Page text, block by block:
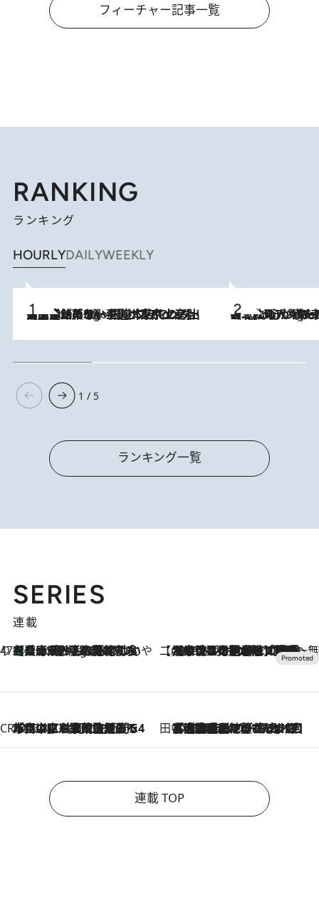
フィーチャー記事一覧
RANKING
ランキング
HOURLYDAILYWEEKLY
2 Hours Ago
【間違いのない王道・東京土産】資生堂パーラー 銀座本店でのみ出会える銘菓5選《極上プディング・濃厚チーズケーキ・ボンボンショコラほか》 2 Hours Ago
《北欧の人々の幸福度が高いのは…》元デンマーク親善大使が出会った“心が満たされる暮らし”「いいかげんにヒュッゲしなさい！」
1 / 5
ランキング一覧
SERIES
連載
47都道府県の手みやげ ひんやりスイーツで夏を満喫
3 Hours Ago
【兵庫県】この夏絶対食べたい 冷やしておいしいおやつ3選 淡路島の恵みをジェラートに集約 【CREA×星野リゾート】唯一無二。癒しと発見が待つ場所へ
2026.8.7
【トンボの足水浴】ヒノキの香りに包まれて涼感マックス！約13℃の湧水かけ流しを避暑地「星野温泉 トンボの湯」で体験
CREA'S CHOICE
2026.8.7
「立川にも歌舞伎があるんだよ」 片岡仁左衛門・市川中車ら豪華座組みで4年目の立川立飛歌舞伎へ 田中稲の勝手に再ブーム
2026.8.7
「湘南乃風に憧れて」観客大盛上がりの“タオル回し”に、ラッパー顔負けの高速歌唱まで…さだまさし（74）のアグレッシブすぎる現在地
連載 TOP